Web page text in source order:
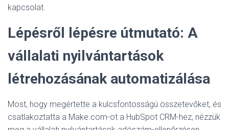
kapcsolat.
Lépésről lépésre útmutató: A
vállalati nyilvántartások
létrehozásának automatizálása
Most, hogy megértette a kulcsfontosságú összetevőket, és
csatlakoztatta a Make.com-ot a HubSpot CRM-hez, nézzük